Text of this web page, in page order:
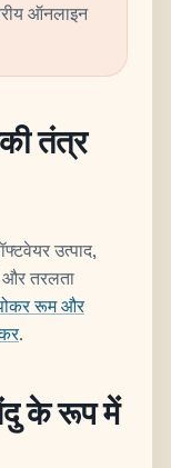
ऑनलाइन
तंत्र
उत्पाद,
और तरलता
रूम और
.
के रूप में